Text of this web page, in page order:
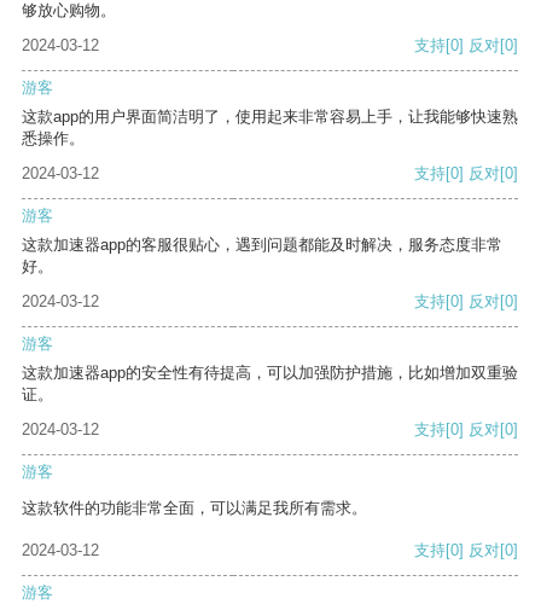
够放心购物。
2024-03-12
支持[0] 反对[0]
游客
这款app的用户界面简洁明了，使用起来非常容易上手，让我能够快速熟
悉操作。
2024-03-12
支持[0] 反对[0]
游客
这款加速器app的客服很贴心，遇到问题都能及时解决，服务态度非常
好。
2024-03-12
支持[0] 反对[0]
游客
这款加速器app的安全性有待提高，可以加强防护措施，比如增加双重验
证。
2024-03-12
支持[0] 反对[0]
游客
这款软件的功能非常全面，可以满足我所有需求。
2024-03-12 支持[0] 反对[0]
游客